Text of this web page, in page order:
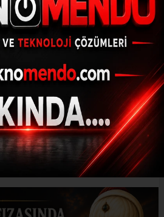
başkent yaptığı Sivas,
en önemli siyaset
biri haline geldi.
tanınan devlet
de Sivas’ta
devam ediyor.
ABONE OL